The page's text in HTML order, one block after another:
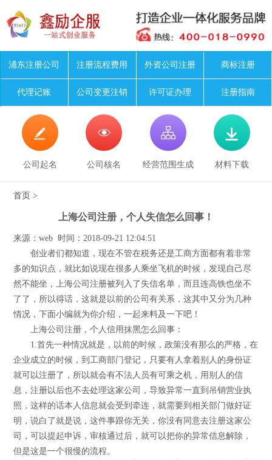
浦东注册公司 注册流程费用 外资公司注册 商标注册
代理记账 公司变更注销 许可证办理 注册指南

公司起名

公司核名

经营范围生成

材料下载
首页 >
上海公司注册，个人失信怎么回事！
来源：web 时间：2018-09-21 12:04:51
创业者们都知道，现在不管在税务还是工商方面都有着非常
多的知识点，就比如说现在很多人乘坐飞机的时候，发现自己尽
然不能坐，上海公司注册被列入了失信名单，而且连高铁也坐不
了了，所以得话，这就是以前的公司有关系，这其中又分为几种
情况，下面小编就为你介绍，一起来料及一下吧！
上海公司注册，个人信用抹黑怎么回事：
1.首先一种情况就是，以前的时候，政策没有那么的严格，在
企业成立的时候，到工商部门登记，只要有人拿着别人的身份证
就可以注册了，所以就会有不法人员有可乘之机，用别人的信
息，注册以后也不去处理这家公司，导致异常一直到吊销营业执
照，这样的话本人信息就会受到牵连，就需要到相关部门做好证
明，说白了就是说，这件事跟你无关，你没有同意去注册这家公
司，可以提起申诉，审核通过后，就可以把你的异常信息解除，
但是这是一个很慢的流程。